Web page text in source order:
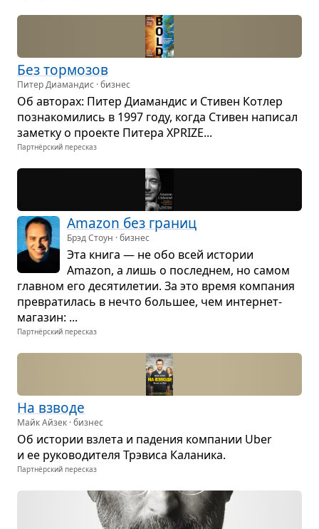
Без тор­мо­зов
Питер Диамандис · бизнес
Об авто­рах: Питер Диа­ман­дис и Сти­вен Кот­лер
позна­ко­ми­лись в 1997 году, когда Сти­вен напи­сал
заметку о про­екте Питера XPRIZE...
Партнёрский пересказ
Amazon без гра­ниц
Брэд Стоун · бизнес
Эта книга — не обо всей исто­рии
Amazon, а лишь о послед­нем, но самом
глав­ном его деся­ти­ле­тии. За это время ком­па­ния
пре­вра­ти­лась в нечто боль­шее, чем интер­нет-
мага­зин: ...
Партнёрский пересказ
На взводе
Майк Айзек · бизнес
Об исто­рии взлета и паде­ния ком­па­нии Uber
и ее руко­во­ди­теля Трэвиса Кала­ника.
Партнёрский пересказ